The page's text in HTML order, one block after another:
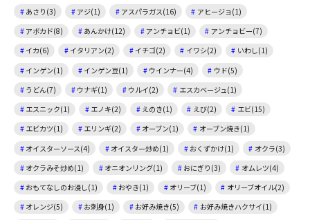
あさり(3)
アジ(1) アスパラガス(16)
アヒージョ(1)
アボカド(8)
あんかけ(12) アンチョビ(1)
アンチョビー(7)
イカ(6)
イタリアン(2) イチゴ(2) イワシ(2)
いわし(1)
インゲン(1)
インゲン豆(1) ウインナー(4)
ウド(5)
うどん(7)
ウナギ(1) ウルイ(2)
エスカベージュ(1)
エスニック(1)
エノキ(2) えのき(1) えび(2)
エビ(15)
エビカツ(1)
エリンギ(2) オーブン(1)
オーブン焼き(1)
オイスターソース(4)
オイスター炒め(1) おくずかけ(1)
オクラ(3)
オクラみそ炒め(1)
オニオンリング(1) おにぎり(3)
オムレツ(4)
おもてなしのお浸し(1)
おやき(1) オリーブ(1)
オリーブオイル(2)
オレンジ(5)
お刺身(1) お好み焼き(5)
お好み焼きハクサイ(1)